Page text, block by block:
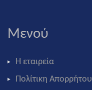
Μενού
Η εταιρεία
Πολίτικη Απορρήτου